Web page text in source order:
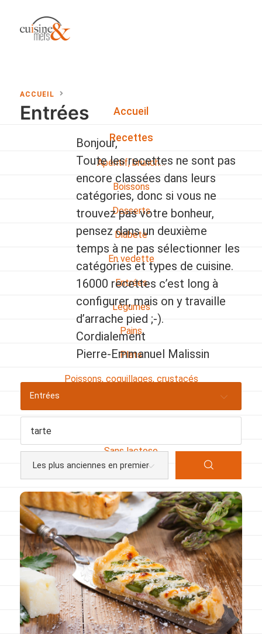
Accueil
Recettes
Apéritif, brunch…
Boissons
Desserts
Diabete
En vedette
Entrées
Légumes
Pains
Plats
Poissons, coquillages, crustacés
Sans lactose
Sauces et accompagnements
Végétarien
Viandes
Pratique
Mesures conversions
Lexique des différents termes de cuisine
ACCUEIL
Entrées
Bonjour,
Toute les recettes ne sont pas
encore classées dans leurs
catégories, donc si vous ne
trouvez pas votre bonheur,
pensez dans un deuxième
temps à ne pas sélectionner les
catégories et types de cuisine.
16000 recettes c’est long à
configurer, mais on y travaille
d’arrache pied ;-).
Cordialement
Pierre-Emmanuel Malissin
Entrées